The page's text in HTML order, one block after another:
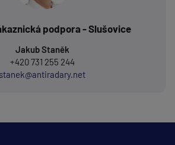
podpora - Slušovice
Jakub Staněk
+420 731 255 244
stanek@antiradary.net